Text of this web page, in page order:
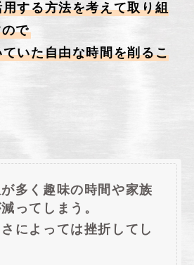
する方法を考えて取り組
で
いた自由な時間を削るこ
多く趣味の時間や家族
ってしまう。
によっては挫折してし